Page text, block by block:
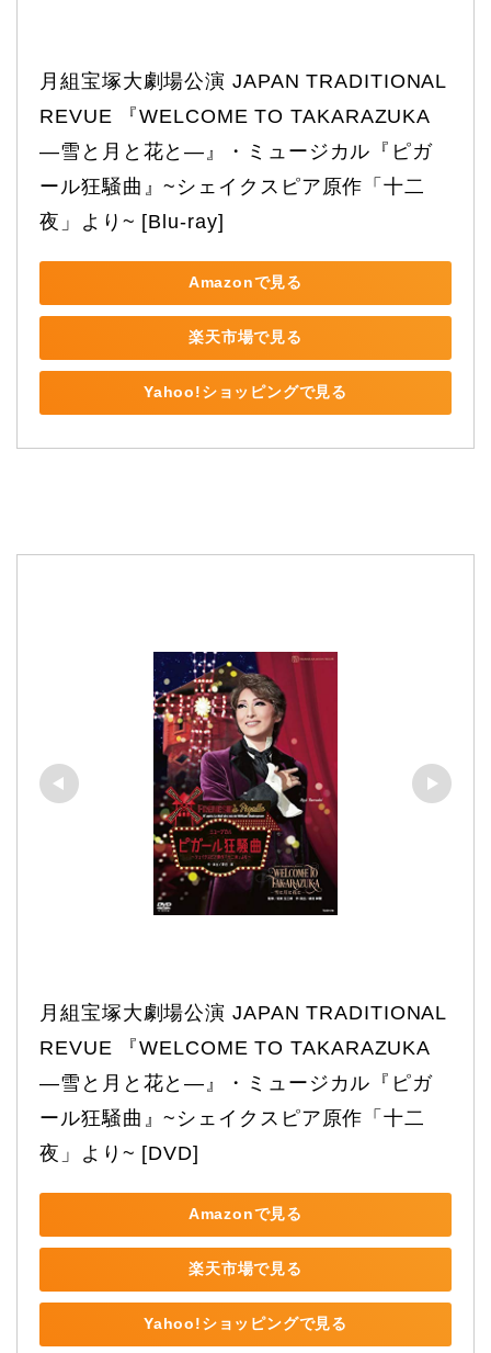
月組宝塚大劇場公演 JAPAN TRADITIONAL
REVUE 『WELCOME TO TAKARAZUKA
―雪と月と花と―』・ミュージカル『ピガ
ール狂騒曲』~シェイクスピア原作「十二
夜」より~ [Blu-ray]
Amazonで見る
楽天市場で見る
Yahoo!ショッピングで見る
月組宝塚大劇場公演 JAPAN TRADITIONAL
REVUE 『WELCOME TO TAKARAZUKA
―雪と月と花と―』・ミュージカル『ピガ
ール狂騒曲』~シェイクスピア原作「十二
夜」より~ [DVD]
Amazonで見る
楽天市場で見る
Yahoo!ショッピングで見る